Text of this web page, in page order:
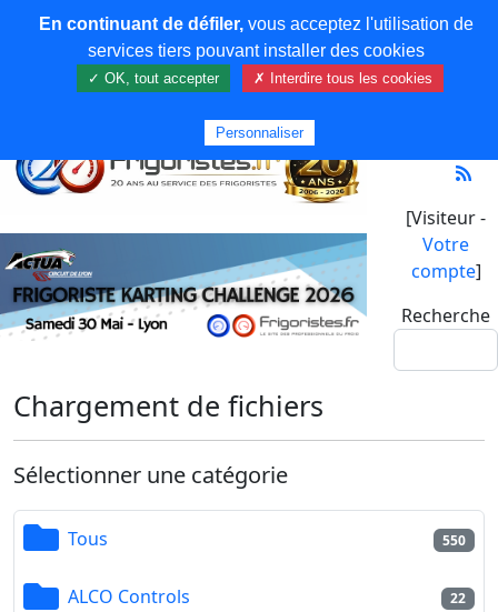
[Visiteur -
Votre
compte]
Recherche
Chargement de fichiers
Sélectionner une catégorie
Tous 550
ALCO Controls 22
En continuant de défiler,vous acceptez l'utilisation de
services tiers pouvant installer des cookies
✓ OK, tout accepter ✗ Interdire tous les cookies
Personnaliser